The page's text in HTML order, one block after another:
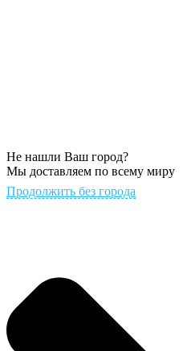
Не нашли Ваш город?
Мы доставляем по всему миру
Продолжить без города